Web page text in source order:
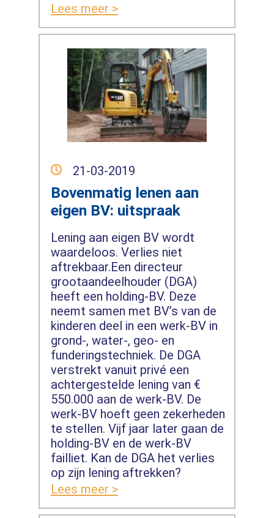
Lees meer >
21-03-2019
Bovenmatig lenen aan
eigen BV: uitspraak
Lening aan eigen BV wordt
waardeloos. Verlies niet
aftrekbaar.Een directeur
grootaandeelhouder (DGA)
heeft een holding-BV. Deze
neemt samen met BV’s van de
kinderen deel in een werk-BV in
grond-, water-, geo- en
funderingstechniek. De DGA
verstrekt vanuit privé een
achtergestelde lening van €
550.000 aan de werk-BV. De
werk-BV hoeft geen zekerheden
te stellen. Vijf jaar later gaan de
holding-BV en de werk-BV
failliet. Kan de DGA het verlies
op zijn lening aftrekken?
Lees meer >